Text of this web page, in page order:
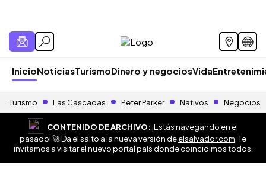
InicioNoticiasTurismoDinero y negociosVida
Turismo Las Cascadas Peter Parker Nativos Negocios
CONTENIDO DE ARCHIVO:¡Estás navegando en el
pasado! 🚀 Da el salto a la nueva versión deelsalvador.com . Te
invitamos a visitar el nuevo portal país donde coincidimos todos.